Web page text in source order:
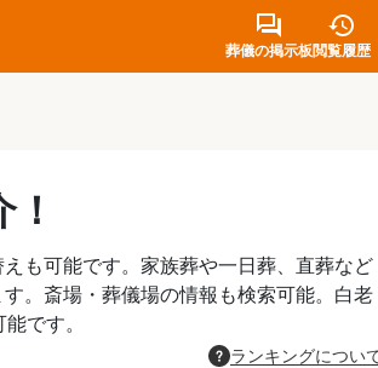
葬儀の掲示板閲覧履歴
も可能です。家族葬や一日葬、直葬など
。斎場・葬儀場の情報も検索可能。白老
です。
ランキングについ